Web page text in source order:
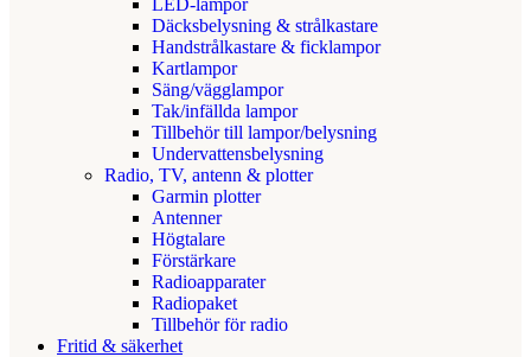
LED-lampor
Däcksbelysning & strålkastare
Handstrålkastare & ficklampor
Kartlampor
Säng/vägglampor
Tak/infällda lampor
Tillbehör till lampor/belysning
Undervattensbelysning
Radio, TV, antenn & plotter
Garmin plotter
Antenner
Högtalare
Förstärkare
Radioapparater
Radiopaket
Tillbehör för radio
Fritid & säkerhet